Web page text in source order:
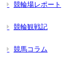
競輪場レポート
競輪観戦記
競馬コラム